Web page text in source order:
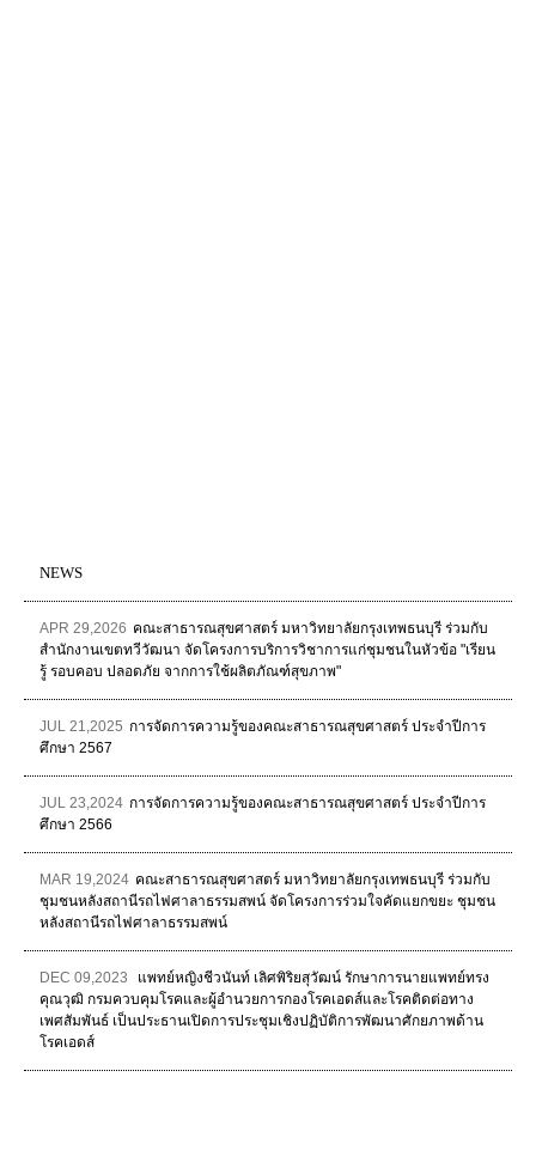
NEWS
APR 29,2026 คณะสาธารณสุขศาสตร์ มหาวิทยาลัยกรุงเทพธนบุรี ร่วมกับ
สำนักงานเขตทวีวัฒนา จัดโครงการบริการวิชาการแก่ชุมชนในหัวข้อ "เรียน
รู้ รอบคอบ ปลอดภัย จากการใช้ผลิตภัณฑ์สุขภาพ"
JUL 21,2025 การจัดการความรู้ของคณะสาธารณสุขศาสตร์ ประจำปีการ
ศึกษา 2567
JUL 23,2024 การจัดการความรู้ของคณะสาธารณสุขศาสตร์ ประจำปีการ
ศึกษา 2566
MAR 19,2024 คณะสาธารณสุขศาสตร์ มหาวิทยาลัยกรุงเทพธนบุรี ร่วมกับ
ชุมชนหลังสถานีรถไฟศาลาธรรมสพน์ จัดโครงการร่วมใจคัดแยกขยะ ชุมชน
หลังสถานีรถไฟศาลาธรรมสพน์
DEC 09,2023
แพทย์หญิงชีวนันท์ เลิศพิริยสุวัฒน์ รักษาการนายแพทย์ทรง
คุณวุฒิ กรมควบคุมโรคและผู้อำนวยการกองโรคเอดส์และโรคติดต่อทาง
เพศสัมพันธ์ เป็นประธานเปิดการประชุมเชิงปฏิบัติการพัฒนาศักยภาพด้าน
โรคเอดส์